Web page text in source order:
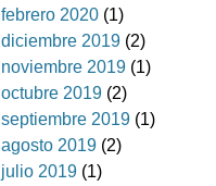
febrero 2020 (1)
diciembre 2019 (2)
noviembre 2019 (1)
octubre 2019 (2)
septiembre 2019 (1)
agosto 2019 (2)
julio 2019 (1)